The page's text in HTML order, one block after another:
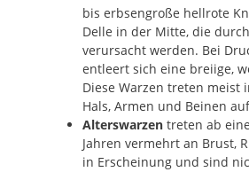
bis erbsengroße hellrote
Delle in der Mitte, die
verursacht werden. Bei
entleert sich eine breiige,
Diese Warzen treten meist
Hals, Armen und Beinen
Alterswarzen treten ab
Jahren vermehrt an Brust,
in Erscheinung und sind